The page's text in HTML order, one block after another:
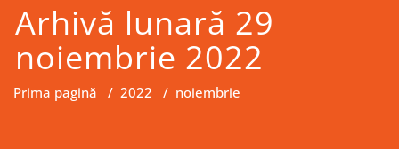
Arhivă lunară 29
noiembrie 2022
Prima pagină / 2022 / noiembrie